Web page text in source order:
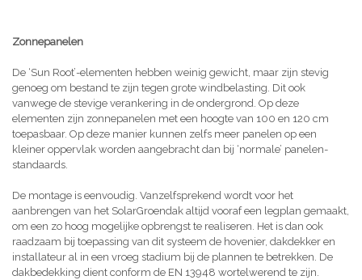
Zonnepanelen
De ‘Sun Root’-elementen hebben weinig gewicht, maar zijn stevig
genoeg om bestand te zijn tegen grote windbelasting. Dit ook
vanwege de stevige verankering in de ondergrond. Op deze
elementen zijn zonnepanelen met een hoogte van 100 en 120 cm
toepasbaar. Op deze manier kunnen zelfs meer panelen op een
kleiner oppervlak worden aangebracht dan bij ‘normale’ panelen-
standaards.
De montage is eenvoudig. Vanzelfsprekend wordt voor het
aanbrengen van het SolarGroendak altijd vooraf een legplan gemaakt,
om een zo hoog mogelijke opbrengst te realiseren. Het is dan ook
raadzaam bij toepassing van dit systeem de hovenier, dakdekker en
installateur al in een vroeg stadium bij de plannen te betrekken. De
dakbedekking dient conform de EN 13948 wortelwerend te zijn.